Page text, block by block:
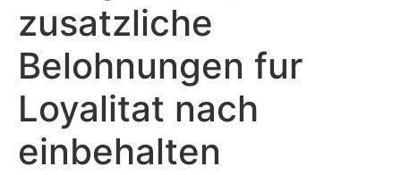
zusatzliche
Belohnungen fur
Loyalitat nach
einbehalten